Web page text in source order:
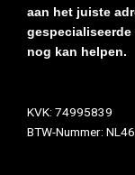
aan het juiste
nog kan helpen.
KVK: 74995839
BTW-Nummer: